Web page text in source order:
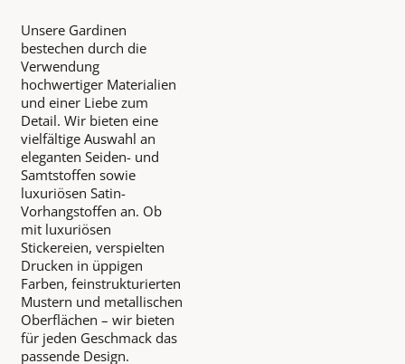
Unsere Gardinen
bestechen durch die
Verwendung
hochwertiger Materialien
und einer Liebe zum
Detail. Wir bieten eine
vielfältige Auswahl an
eleganten Seiden- und
Samtstoffen sowie
luxuriösen Satin-
Vorhangstoffen an. Ob
mit luxuriösen
Stickereien, verspielten
Drucken in üppigen
Farben, feinstrukturierten
Mustern und metallischen
Oberflächen – wir bieten
für jeden Geschmack das
passende Design.